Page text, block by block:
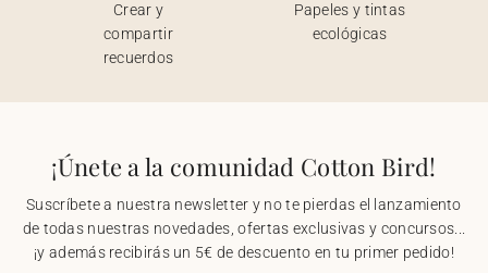
Crear y
compartir
recuerdos
Papeles y tintas
ecológicas
¡Únete a la comunidad Cotton Bird!
Suscríbete a nuestra newsletter y no te pierdas el lanzamiento
de todas nuestras novedades, ofertas exclusivas y concursos...
¡y además recibirás un 5€ de descuento en tu primer pedido!